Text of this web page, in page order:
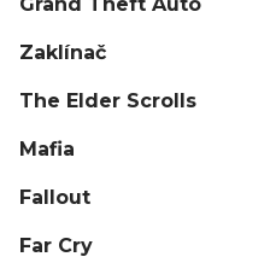
Zaklínač
The Elder Scrolls
Mafia
Fallout
Far Cry